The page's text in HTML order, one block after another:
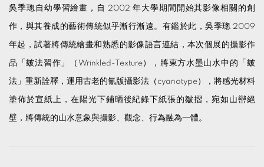
吳季璁自幼學習繪畫，自 2002 年大學期間開始其影像相關的創
作，與其養成的藝術傳統似乎漸行漸遠。有鑑於此，吳季璁 2009
年起，試著將傳統繪畫和熟悉的影像語言連結，本次個展的攝影作
品「皴法習作」（Wrinkled-Texture），將東方水墨山水中的「皴
法」重新詮釋，運用古老的氰版攝影法（cyanotype），將感光材料
塗佈於宣紙上，在陽光下鋪晒後紀錄下紙張的皺摺，宛如山巒絕
壁，將傳統的山水意象與攝影、觀念、行為融為一體。